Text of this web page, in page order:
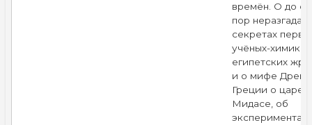
времён. О до
пор
секретах
учёных-химиках
египетских
и о мифе
Греции о царе
Мидасе, об